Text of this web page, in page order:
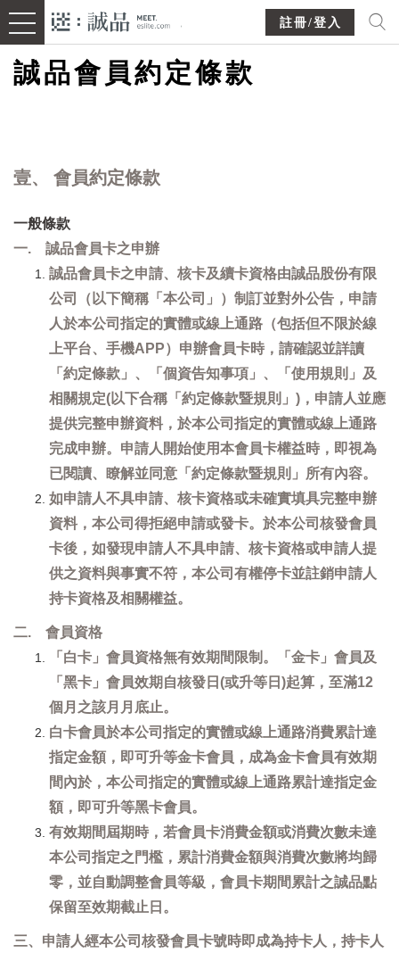
註冊/登入
誠品會員約定條款
壹、 會員約定條款
一般條款
一. 誠品會員卡之申辦
誠品會員卡之申請、核卡及續卡資格由誠品股份有限
公司（以下簡稱「本公司」）制訂並對外公告，申請
人於本公司指定的實體或線上通路（包括但不限於線
上平台、手機APP）申辦會員卡時，請確認並詳讀
「約定條款」、「個資告知事項」、「使用規則」及
相關規定(以下合稱「約定條款暨規則」)，申請人並應
提供完整申辦資料，於本公司指定的實體或線上通路
完成申辦。申請人開始使用本會員卡權益時，即視為
已閱讀、瞭解並同意「約定條款暨規則」所有內容。
如申請人不具申請、核卡資格或未確實填具完整申辦
資料，本公司得拒絕申請或發卡。於本公司核發會員
卡後，如發現申請人不具申請、核卡資格或申請人提
供之資料與事實不符，本公司有權停卡並註銷申請人
持卡資格及相關權益。
二. 會員資格
「白卡」會員資格無有效期間限制。「金卡」會員及
「黑卡」會員效期自核發日(或升等日)起算，至滿12
個月之該月月底止。
白卡會員於本公司指定的實體或線上通路消費累計達
指定金額，即可升等金卡會員，成為金卡會員有效期
間內於，本公司指定的實體或線上通路累計達指定金
額，即可升等黑卡會員。
有效期間屆期時，若會員卡消費金額或消費次數未達
本公司指定之門檻，累計消費金額與消費次數將均歸
零，並自動調整會員等級，會員卡期間累計之誠品點
保留至效期截止日。
三、申請人經本公司核發會員卡號時即成為持卡人，持卡人